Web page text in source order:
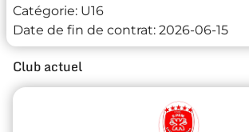
Catégorie: U16
Date de fin de contrat: 2026-06-15
Club actuel